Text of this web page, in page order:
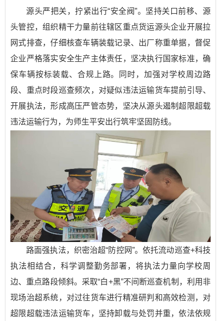
源头严把关，拧紧出行“安全阀”。坚持关口前移、源
头管控，组织精干力量前往辖区重点货运源头企业开展拉
网式排查，仔细核查车辆装载记录、出厂称重单据，督促
企业严格落实安全生产主体责任，坚决执行国家标准，确
保车辆按标装载、合规上路。同时，加强对学校周边路
段、重点时段巡查频次，对疑似违法运输货车提前引导、
开展执法，形成高压严管态势，坚决从源头遏制超限超载
违法运输行为，为师生平安出行筑牢坚固防线。
路面强执法，织密治超“防控网”。依托流动巡查+科技
执法相结合，科学调整勤务部署，将执法力量向学校周
边、重点路段倾斜。采取“白+黑”不间断巡查机制，利用非
现场治超系统，对过往货车进行精准研判和高效检测，对
超限超载违法运输货车，坚持卸载与处罚并重，依法依规